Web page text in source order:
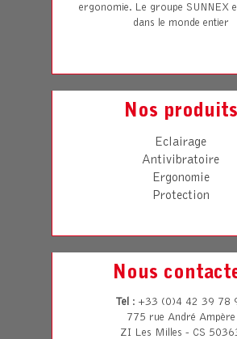
ergonomie. Le groupe SUNNEX
dans le monde entier
Nos produits
Eclairage
Antivibratoire
Ergonomie
Protection
Nous
Tel: +33 (0)4 42 39 78
775 rue André Ampère
ZI Les Milles - CS